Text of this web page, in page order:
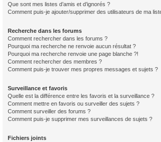
Que sont mes listes d’amis et d’ignorés ?
Comment puis-je ajouter/supprimer des utilisateurs de ma
Recherche dans les forums
Comment rechercher dans les forums ?
Pourquoi ma recherche ne renvoie aucun résultat ?
Pourquoi ma recherche renvoie une page blanche ?!
Comment rechercher des membres ?
Comment puis-je trouver mes propres messages et sujets ?
Surveillance et favoris
Quelle est la différence entre les favoris et la surveillance ?
Comment mettre en favoris ou surveiller des sujets ?
Comment surveiller des forums ?
Comment puis-je supprimer mes surveillances de sujets ?
Fichiers joints